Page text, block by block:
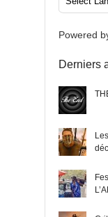
Powered
Derniers